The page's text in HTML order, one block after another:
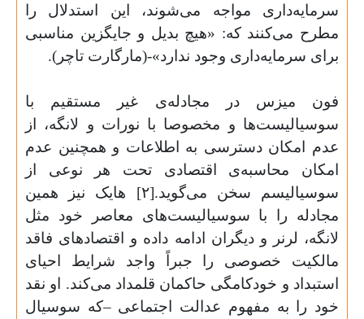
سرمایه‌داری مواجه می‌شوند، این استدلال را
مطرح می‌کنند که: «هیچ بدیل و جایگزین مناسبی
برای سرمایه‌داری وجود ندارد»-(مارگارت تاچر )
.
فون میزس در مجادله‌ی غیر مستقیم با
سوسیالیست‌ها و مخصوصا با نورات و لانگه، از
عدم امکان دسترسی به اطلاعات و همچنین عدم
امکان محاسبه‌ی اقتصادی تحت هر نوعی از
سوسیالیسم سخن می‌گوید.[۲] هایک نیز همین
مجادله‌ را با سوسیالیست‌های معاصر خود مثل
لانگه، لرنر و دیگران ادامه داده و اقتصادهای فاقد
مالکیت خصوصی را جبراً واجد شرایط احیای
استبداد و خودکامگی حاکمان قلمداد می‌کند. او نقد
خود را به مفهوم عدالت اجتماعی –که سوسیال